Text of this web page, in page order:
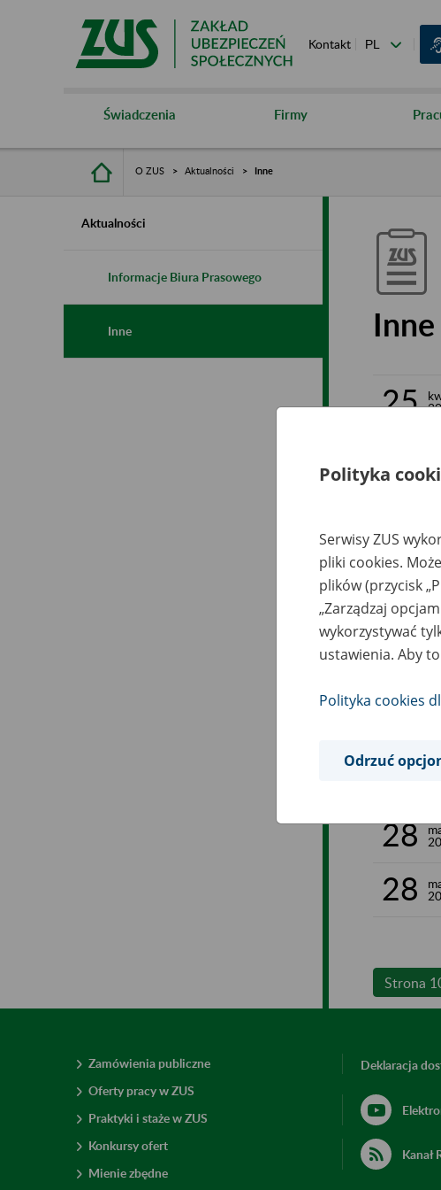
Kontakt
Świadczenia Firmy
O ZUS Aktualności Inne
Aktualności
Informacje Biura Prasowego
Inne
Inne
25
18
8
1
29
28
28
Strona
Zamówienia publiczne
Oferty pracy w ZUS
Praktyki i staże w ZUS
Konkursy ofert
Mienie zbędne
Deklaracja
Kanał
Polityka
Serwisy ZUS
pliki cookies.
plików (przycisk
„Zarządzaj
wykorzystywać
ustawienia. Aby
Polityka cookies
Odrzuć